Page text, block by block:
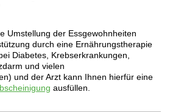
Umstellung der Essgewohnheiten
durch eine Ernährungstherapie
Diabetes, Krebserkrankungen,
und vielen
und der Arzt kann Ihnen hierfür eine
ausfüllen.